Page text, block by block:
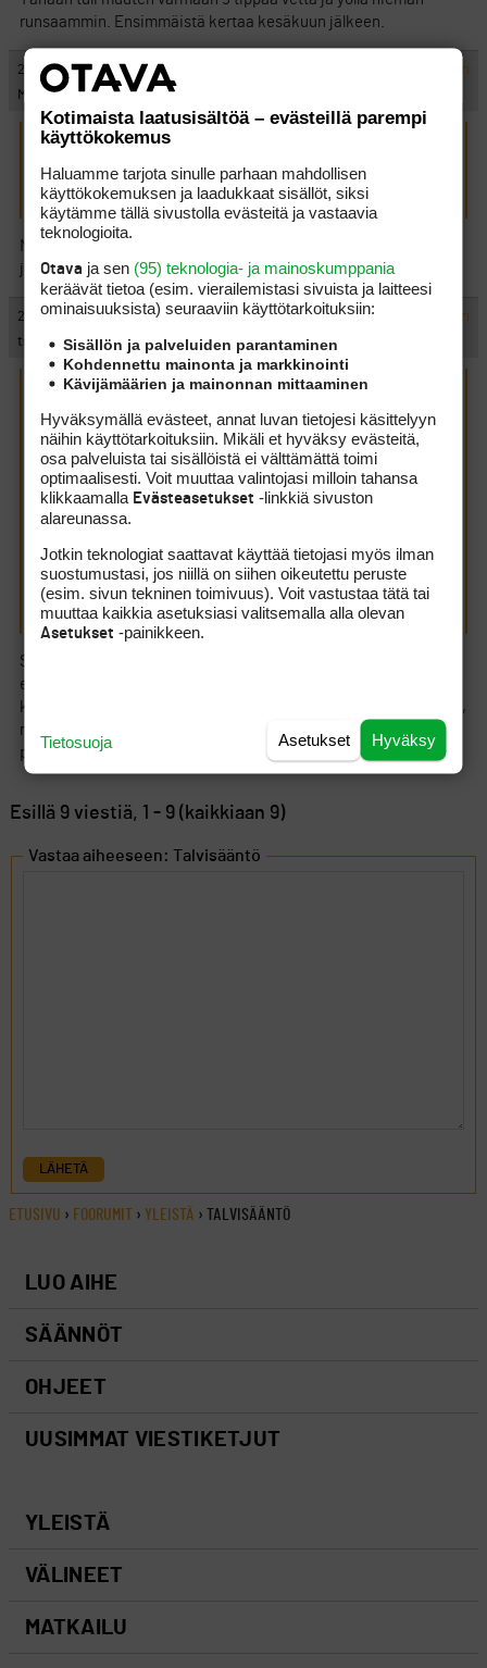
runsaammin. Ensimmäistä kertaa kesäkuun jälkeen.
25.10.2011 00:14:00 ILMOITA ASIATON VIESTI
MOD Q8
ts kirjoitti:
Tänään tuli muuten varmaan 5 tippaa vettä ja yöllä hieman
runsaammin. Ensimmäistä kertaa kesäkuun jälkeen.
Mitähän minä kuuntelin kun Diana Dougherty Sky Sportsilla
jupisi jotain huonosta kelistä, kaipa se oli sitten jotain muuta.
25.10.2011 02:20:00 #436827 VASTAA ILMOITA ASIATON VIESTI
ts
ts kirjoitti:(24.10.2011 19:59:48)
Tänään tuli muuten varmaan 5 tippaa vettä ja yöllä
hieman runsaammin. Ensimmäistä kertaa kesäkuun
jälkeen.
Mitähän minä kuuntelin kun Diana Dougherty Sky Sportsilla
jupisi jotain huonosta kelistä, kaipa se oli sitten jotain
muuta.
Se saattaa eri puolila maailmaa tuo bad wether tarkoittaa kovin
eri asioita. Täällä se on tänä kesänä ja syksynä tarkoittanut
kovaa kuivuutta. Nytkin kuulemma sataa alempana ja ylempänä,
mutta tänne ei vaan osu millään. Lomalaisille mukavaa, mutta
paikallisile alkaa olemaan hankala tilanne.
Esillä 9 viestiä, 1 - 9 (kaikkiaan 9)
Vastaa aiheeseen: Talvisääntö
LÄHETÄ
ETUSIVU › FOORUMIT › YLEISTÄ › TALVISÄÄNTÖ
LUO AIHE
SÄÄNNÖT
OHJEET
UUSIMMAT VIESTIKETJUT
YLEISTÄ
VÄLINEET
MATKAILU
Kotimaista laatusisältöä – evästeillä parempi
käyttökokemus
Haluamme tarjota sinulle parhaan mahdollisen
käyttökokemuksen ja laadukkaat sisällöt, siksi
käytämme tällä sivustolla evästeitä ja vastaavia
teknologioita.
Otava ja sen (95) teknologia- ja mainoskumppania
keräävät tietoa (esim. vierailemis­tasi sivuista ja laitteesi
ominaisuuk­sista) seuraaviin käyttötarkoituksiin:
Sisällön ja palveluiden parantaminen
Kohdennettu mainonta ja markkinointi
Kävijämäärien ja mainonnan mittaaminen
Hyväksymällä evästeet, annat luvan tietojesi käsittelyyn
näihin käyttötarkoituksiin. Mikäli et hyväksy evästeitä,
osa palveluista tai sisällöistä ei välttämättä toimi
optimaalisesti. Voit muuttaa valintojasi milloin tahansa
klikkaamalla Evästeasetukset -linkkiä sivuston
alareunassa.
Jotkin teknologiat saattavat käyttää tietojasi myös ilman
suostumustasi, jos niillä on siihen oikeutettu peruste
(esim. sivun tekninen toimivuus). Voit vastustaa tätä tai
muuttaa kaikkia asetuksiasi valitsemalla alla olevan
Asetukset -painikkeen.
Hyväksy
Asetukset
Tietosuoja